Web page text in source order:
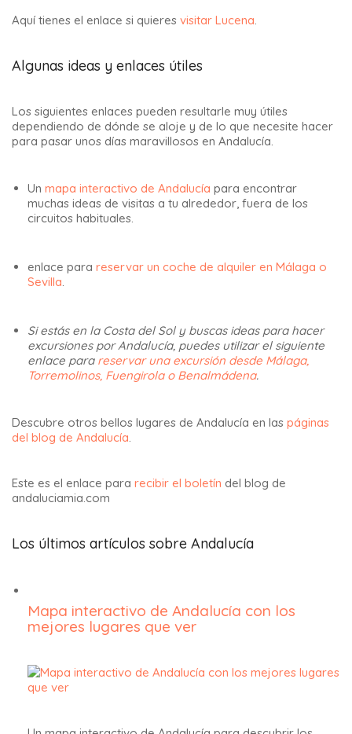
Aquí tienes el enlace si quieres visitar Lucena.
Algunas ideas y enlaces útiles
Los siguientes enlaces pueden resultarle muy útiles
dependiendo de dónde se aloje y de lo que necesite hacer
para pasar unos días maravillosos en Andalucía.
Un mapa interactivo de Andalucía para encontrar
muchas ideas de visitas a tu alrededor, fuera de los
circuitos habituales.
enlace para reservar un coche de alquiler en Málaga o
Sevilla.
Si estás en la Costa del Sol y buscas ideas para hacer
excursiones por Andalucía, puedes utilizar el siguiente
enlace para reservar una excursión desde Málaga,
Torremolinos, Fuengirola o Benalmádena.
Descubre otros bellos lugares de Andalucía en las páginas
del blog de Andalucía.
Este es el enlace para recibir el boletín del blog de
andaluciamia.com
Los últimos artículos sobre Andalucía
Mapa interactivo de Andalucía con los
mejores lugares que ver